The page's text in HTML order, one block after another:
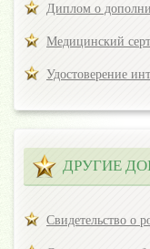
Диплом о
Медицинский
Удостоверение
ДРУГИЕ
Свидетельство о